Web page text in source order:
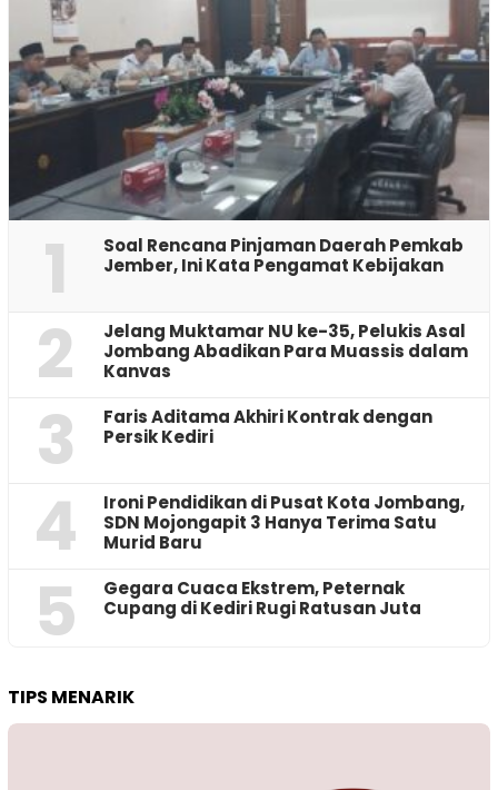
1
‎Soal Rencana Pinjaman Daerah Pemkab
Jember, Ini Kata Pengamat Kebijakan ‎
2
Jelang Muktamar NU ke-35, Pelukis Asal
Jombang Abadikan Para Muassis dalam
Kanvas
3
Faris Aditama Akhiri Kontrak dengan
Persik Kediri
4
Ironi Pendidikan di Pusat Kota Jombang,
SDN Mojongapit 3 Hanya Terima Satu
Murid Baru
5
‎Gegara Cuaca Ekstrem, Peternak
Cupang di Kediri Rugi Ratusan Juta
TIPS MENARIK